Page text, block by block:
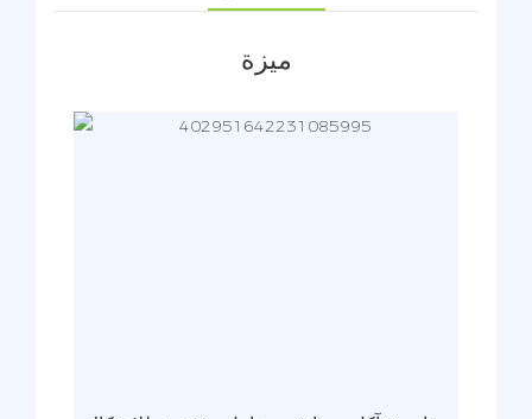
ميزة